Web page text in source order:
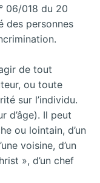
06/018 du 20
des personnes
de tout
ou toute
sur l’individu.
d’âge). Il peut
ou lointain, d’un
voisine, d’un
», d’un chef